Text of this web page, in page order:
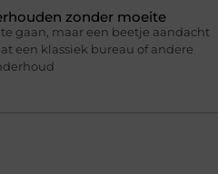
zonder moeite
gaan, maar een beetje aandacht
een klassiek bureau of andere